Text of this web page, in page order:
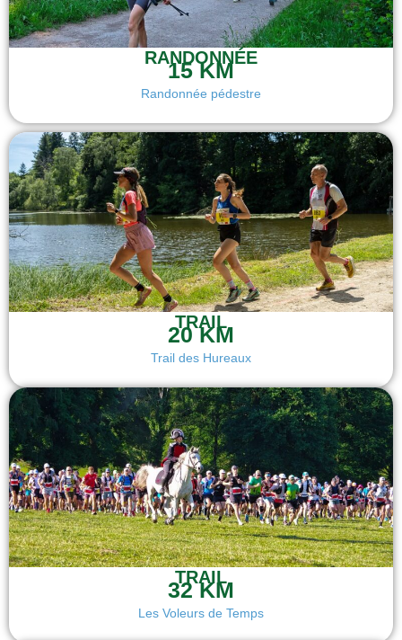
RANDONNÉE
15 KM
Randonnée pédestre
TRAIL
20 KM
Trail des Hureaux
TRAIL
32 KM
Les Voleurs de Temps